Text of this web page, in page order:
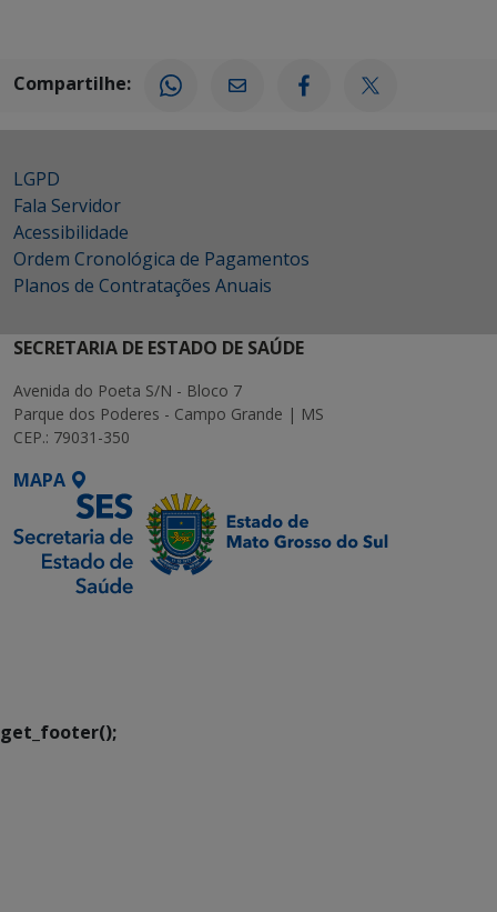
Compartilhe:
LGPD
Fala Servidor
Acessibilidade
Ordem Cronológica de Pagamentos
Planos de Contratações Anuais
SECRETARIA DE ESTADO DE SAÚDE
Avenida do Poeta S/N - Bloco 7
Parque dos Poderes - Campo Grande | MS
CEP.: 79031-350
MAPA
get_footer();